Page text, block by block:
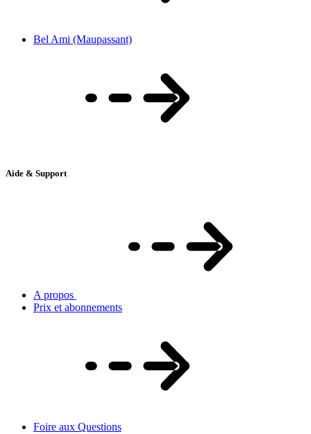
Bel Ami (Maupassant)
Aide & Support
A propos
Prix et abonnements
Foire aux Questions